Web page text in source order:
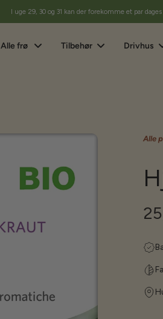
I uge 29, 30 og 31 kan der forekomme et par
Alle frø Tilbehør Drivhus
Alle